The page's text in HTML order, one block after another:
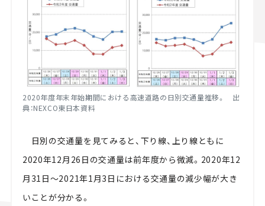
2020年度年末年始期間における高速道路の日別交通量推移。 出
典：NEXCO東日本資料
日別の交通量を見てみると、下り線、上り線ともに
2020年12月26日の交通量は前年度から微減。2020年12
月31日～2021年1月3日における交通量の減少幅が大き
いことが分かる。